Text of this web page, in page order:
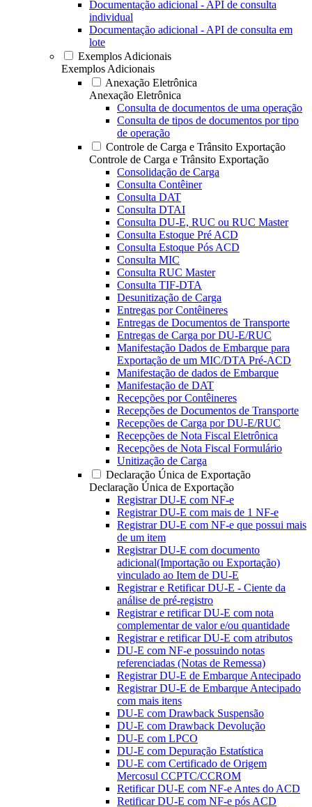
Documentação adicional - API de consulta
individual
Documentação adicional - API de consulta em
lote
Exemplos Adicionais
Exemplos Adicionais
Anexação Eletrônica
Anexação Eletrônica
Consulta de documentos de uma operação
Consulta de tipos de documentos por tipo
de operação
Controle de Carga e Trânsito Exportação
Controle de Carga e Trânsito Exportação
Consolidação de Carga
Consulta Contêiner
Consulta DAT
Consulta DTAI
Consulta DU-E, RUC ou RUC Master
Consulta Estoque Pré ACD
Consulta Estoque Pós ACD
Consulta MIC
Consulta RUC Master
Consulta TIF-DTA
Desunitização de Carga
Entregas por Contêineres
Entregas de Documentos de Transporte
Entregas de Carga por DU-E/RUC
Manifestação Dados de Embarque para
Exportação de um MIC/DTA Pré-ACD
Manifestação de dados de Embarque
Manifestação de DAT
Recepções por Contêineres
Recepções de Documentos de Transporte
Recepções de Carga por DU-E/RUC
Recepções de Nota Fiscal Eletrônica
Recepções de Nota Fiscal Formulário
Unitização de Carga
Declaração Única de Exportação
Declaração Única de Exportação
Registrar DU-E com NF-e
Registrar DU-E com mais de 1 NF-e
Registrar DU-E com NF-e que possui mais
de um item
Registrar DU-E com documento
adicional(Importação ou Exportação)
vinculado ao Item de DU-E
Registrar e Retificar DU-E - Ciente da
análise de pré-registro
Registrar e retificar DU-E com nota
complementar de valor e/ou quantidade
Registrar e retificar DU-E com atributos
DU-E com NF-e possuindo notas
referenciadas (Notas de Remessa)
Registrar DU-E de Embarque Antecipado
Registrar DU-E de Embarque Antecipado
com mais itens
DU-E com Drawback Suspensão
DU-E com Drawback Devolução
DU-E com LPCO
DU-E com Depuração Estatística
DU-E com Certificado de Origem
Mercosul CCPTC/CCROM
Retificar DU-E com NF-e Antes do ACD
Retificar DU-E com NF-e pós ACD